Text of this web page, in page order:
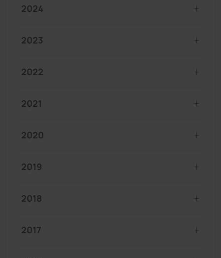
2024
2023
2022
2021
2020
2019
2018
2017